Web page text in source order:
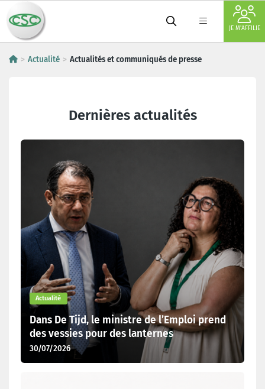
JE M'AFFILIE
Actualité Actualités et communiqués de presse
Dernières actualités
Actualité
Dans De Tijd, le ministre de l’Emploi prend
des vessies pour des lanternes
30/07/2026